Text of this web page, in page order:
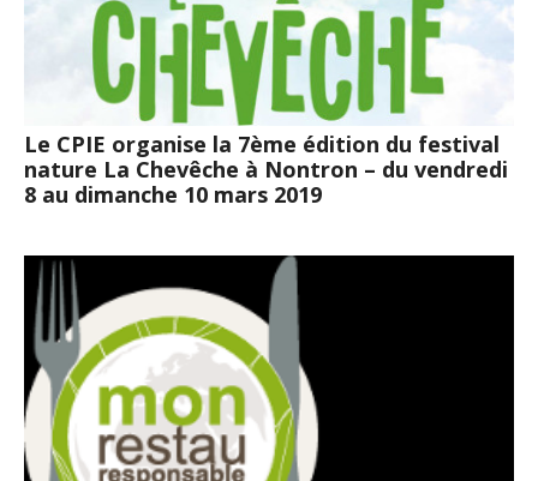
Le CPIE organise la 7ème édition du festival
nature La Chevêche à Nontron – du vendredi
8 au dimanche 10 mars 2019